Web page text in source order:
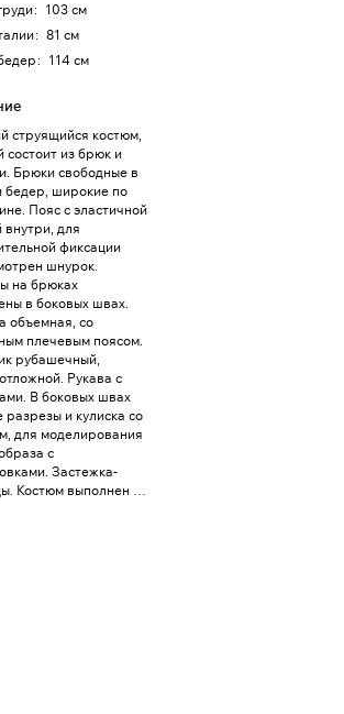
: 103 см
: 81 см
: 114 см
струящийся костюм,
состоит из брюк и
Брюки свободные в
бедер, широкие по
Пояс с эластичной
внутри, для
фиксации
шнурок.
на брюках
в боковых швах.
объемная, со
плечевым поясом.
рубашечный,
Рукава с
В боковых швах
разрезы и кулиска со
для моделирования
с
Застежка-
Костюм выполнен из